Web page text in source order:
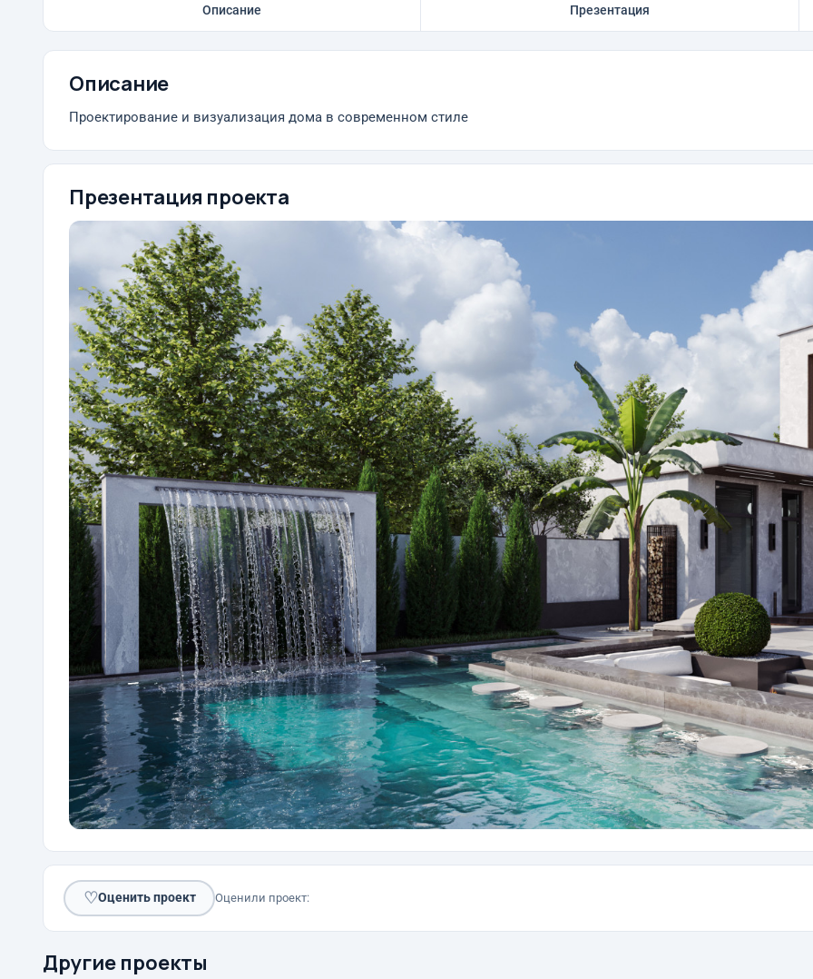
Описание Презентация
Описание
Проектирование и визуализация дома в современном стиле
Презентация проекта
♡Оценить проект Оценили проект:
Другие проекты